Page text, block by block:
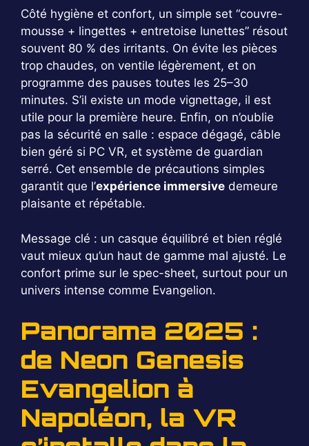
Côté hygiène et confort, un simple set “couvre-
mousse + lingettes + entretoise lunettes” résout
souvent 80 % des irritants. On évite les pièces
trop chaudes, on ventile légèrement, et on
programme des pauses toutes les 25–30
minutes. S’il existe un mode vignettage, il est
utile pour la première heure. Enfin, on n’oublie
pas la sécurité en salle : espace dégagé, câble
bien géré si PC VR, et système de guardian
serré. Cet ensemble de précautions simples
garantit que l’expérience immersive demeure
plaisante et répétable.
Message clé : un casque équilibré et bien réglé
vaut mieux qu’un haut de gamme mal ajusté. Le
confort prime sur le spec-sheet, surtout pour un
univers intense comme Evangelion.
Panorama 2025 :
de Neon Genesis
Evangelion à
Napoléon, la VR